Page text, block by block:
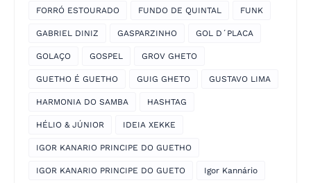
FORRÓ ESTOURADO FUNDO DE QUINTAL FUNK
GABRIEL DINIZ GASPARZINHO GOL D´PLACA
GOLAÇO GOSPEL GROV GHETO
GUETHO É GUETHO GUIG GHETO GUSTAVO LIMA
HARMONIA DO SAMBA HASHTAG
HÉLIO & JÚNIOR IDEIA XEKKE
IGOR KANARIO PRINCIPE DO GUETHO
IGOR KANARIO PRINCIPE DO GUETO Igor Kannário